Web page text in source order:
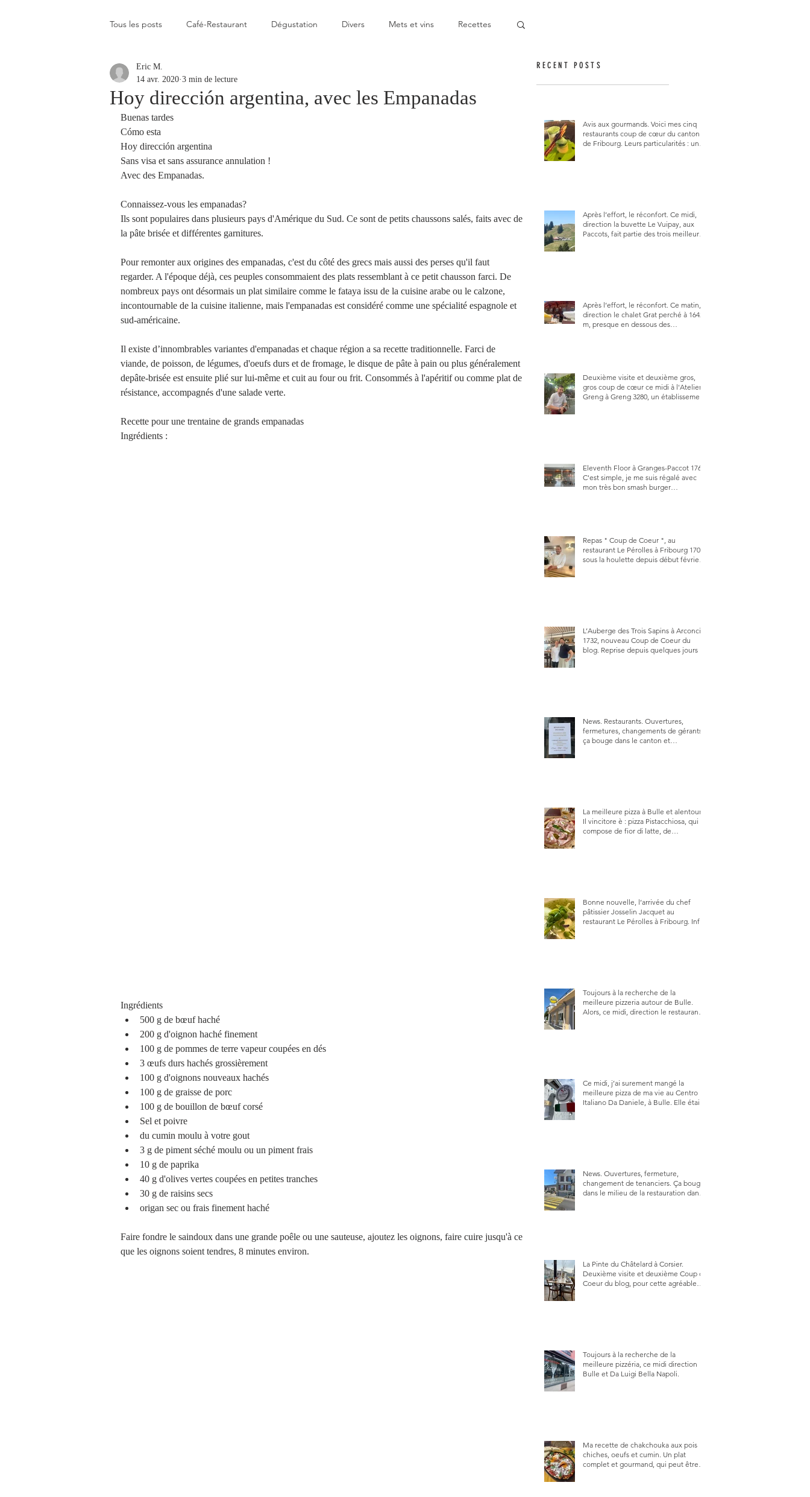
Tous les posts Café-Restaurant Dégustation Divers Mets et vins Recettes
Elevé
Coup de coeur
Plats en photos Buvette alpage Escapade Mitigé News Au fourneau
Qui c'est celui-là ? Recette végétarienne Recette végan Cuisine du monde
Hoy dirección argentina, avec les Empanadas
Eric M.
14 avr. 2020 3 min de lecture
Buenas tardes
Cómo esta
Hoy dirección argentina
Sans visa et sans assurance annulation !
Avec des Empanadas.
Connaissez-vous les empanadas?
Ils sont populaires dans plusieurs pays d'Amérique du Sud. Ce sont de petits chaussons salés, faits avec de
la pâte brisée et différentes garnitures.
Pour remonter aux origines des empanadas, c'est du côté des grecs mais aussi des perses qu'il faut
regarder. A l'époque déjà, ces peuples consommaient des plats ressemblant à ce petit chausson farci. De
nombreux pays ont désormais un plat similaire comme le fataya issu de la cuisine arabe ou le calzone,
incontournable de la cuisine italienne, mais l'empanadas est considéré comme une spécialité espagnole et
sud-américaine.
Il existe d’innombrables variantes d'empanadas et chaque région a sa recette traditionnelle. Farci de
viande, de poisson, de légumes, d'oeufs durs et de fromage, le disque de pâte à pain ou plus généralement
depâte-brisée est ensuite plié sur lui-même et cuit au four ou frit. Consommés à l'apéritif ou comme plat de
résistance, accompagnés d'une salade verte.
Recette pour une trentaine de grands empanadas
Ingrédients : ​
Ingrédients
500 g de bœuf haché
200 g d'oignon haché finement
100 g de pommes de terre vapeur coupées en dés
3 œufs durs hachés grossièrement
100 g d'oignons nouveaux hachés
100 g de graisse de porc
100 g de bouillon de bœuf corsé
Sel et poivre
du cumin moulu à votre gout
3 g de piment séché moulu ou un piment frais
10 g de paprika
40 g d'olives vertes coupées en petites tranches
30 g de raisins secs
origan sec ou frais finement haché
Faire fondre le saindoux dans une grande poêle ou une sauteuse, ajoutez les oignons, faire cuire jusqu'à ce
que les oignons soient tendres, 8 minutes environ.
RECENT POSTS
Avis aux gourmands. Voici mes cinq
restaurants coup de cœur du canton
de Fribourg. Leurs particularités : un
Après l’effort, le réconfort. Ce midi,
direction la buvette Le Vuipay, aux
Paccots, fait partie des trois meilleures
Après l’effort, le réconfort. Ce matin,
direction le chalet Grat perché à 1642
m, presque en dessous des
Deuxième visite et deuxième gros,
gros coup de cœur ce midi à l'Atelier
Greng à Greng 3280, un établissement
Eleventh Floor à Granges-Paccot 1763.
C'est simple, je me suis régalé avec
mon très bon smash burger
Repas " Coup de Coeur ", au
restaurant Le Pérolles à Fribourg 1700,
sous la houlette depuis début février
L’Auberge des Trois Sapins à Arconciel
1732, nouveau Coup de Coeur du
blog. Reprise depuis quelques jours (le
News. Restaurants. Ouvertures,
fermetures, changements de gérants,
ça bouge dans le canton et
La meilleure pizza à Bulle et alentour.
Il vincitore è : pizza Pistacchiosa, qui se
compose de fior di latte, de
Bonne nouvelle, l’arrivée du chef
pâtissier Josselin Jacquet au
restaurant Le Pérolles à Fribourg. Info
Toujours à la recherche de la
meilleure pizzeria autour de Bulle.
Alors, ce midi, direction le restaurant
Ce midi, j’ai surement mangé la
meilleure pizza de ma vie au Centro
Italiano Da Daniele, à Bulle. Elle était
News. Ouvertures, fermeture,
changement de tenanciers. Ça bouge
dans le milieu de la restauration dans
La Pinte du Châtelard à Corsier.
Deuxième visite et deuxième Coup de
Coeur du blog, pour cette agréable
Toujours à la recherche de la
meilleure pizzéria, ce midi direction
Bulle et Da Luigi Bella Napoli.
Ma recette de chakchouka aux pois
chiches, oeufs et cumin. Un plat
complet et gourmand, qui peut être